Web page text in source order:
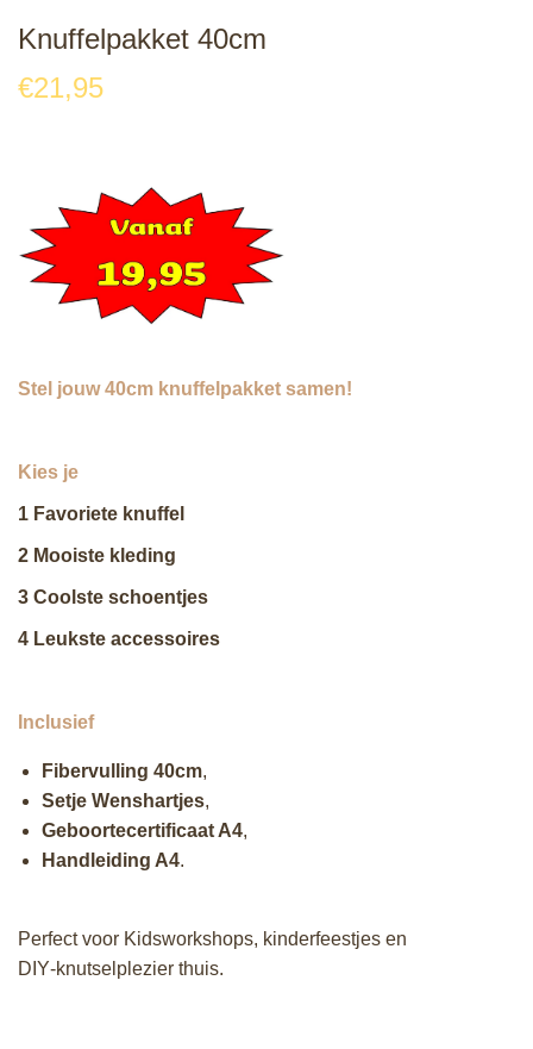
Knuffelpakket 40cm
€21,95
Stel jouw 40cm knuffelpakket samen!
Kies je
1 Favoriete knuffel
2 Mooiste kleding
3 Coolste schoentjes
4 Leukste accessoires
Inclusief
Fibervulling 40cm,
Setje Wenshartjes,
Geboortecertificaat A4,
Handleiding A4.
Perfect voor Kidsworkshops, kinderfeestjes en
DIY‑knutselplezier thuis.